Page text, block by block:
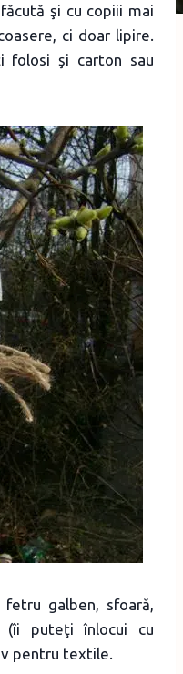
şi cu copiii mai
ci doar lipire.
folosi şi carton sau
galben, sfoară,
(îi puteţi înlocui cu
pentru textile.